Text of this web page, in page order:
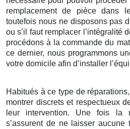
remplacement de pièce dans
toutefois nous ne disposons pas
ou s’il faut remplacer l’intégralité
procédons à la commande du
ce dernier, nous programmons
votre domicile afin d’installer
Habitués à ce type de
montrer discrets et respectueux
leur intervention. Une fois la
s’assurent de ne laisser